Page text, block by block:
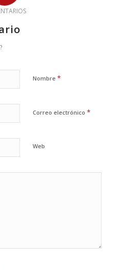
Nombre *
Correo electrónico *
Web